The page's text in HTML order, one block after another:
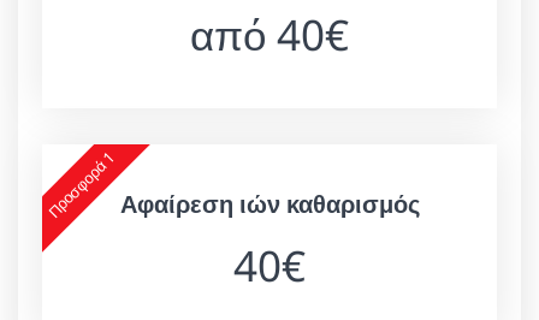
από 40€
Προσφορά 1Αφαίρεση ιών καθαρισμός
40€